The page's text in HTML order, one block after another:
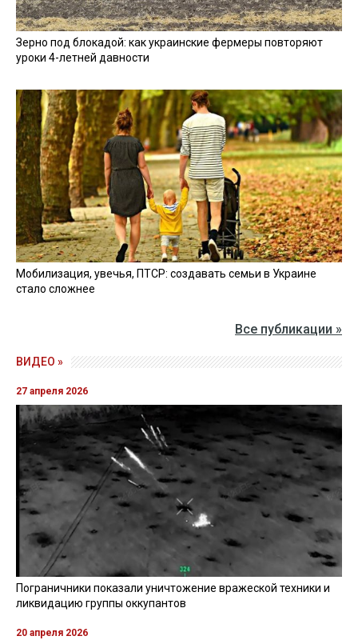
Зерно под блокадой: как украинские фермеры повторяют
уроки 4-летней давности
Мобилизация, увечья, ПТСР: создавать семьи в Украине
стало сложнее
Все публикации »
ВИДЕО »
27 апреля 2026
Пограничники показали уничтожение вражеской техники и
ликвидацию группы оккупантов
20 апреля 2026